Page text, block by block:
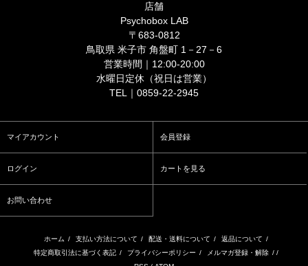
店舗
Psychobox LAB
〒683-0812
鳥取県 米子市 角盤町 1－27－6
営業時間｜12:00-20:00
水曜日定休（祝日は営業）
TEL｜0859-22-2945
マイアカウント 会員登録
ログイン カートを見る
お問い合わせ
ホーム / 支払い方法について / 配送・送料について / 返品について /
特定商取引法に基づく表記 / プライバシーポリシー / メルマガ登録・解除 / /